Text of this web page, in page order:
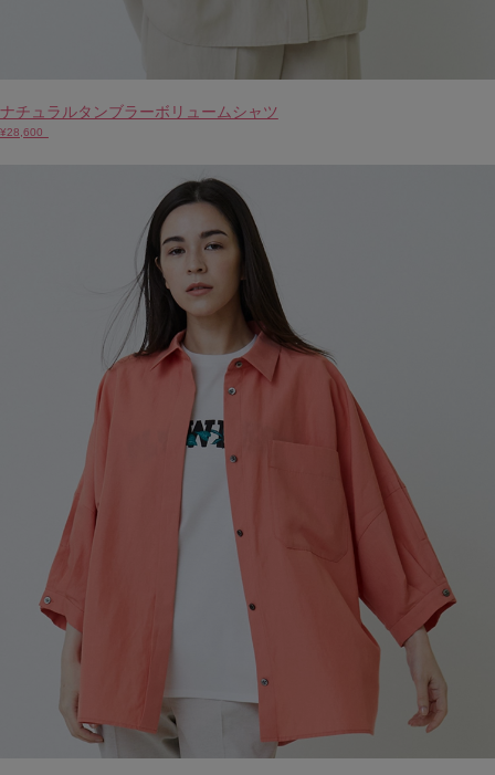
ナチュラルタンブラーボリュームシャツ
¥28,600